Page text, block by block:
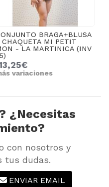
CONJ PANT
CORTO+CAMISA Y JERSEY
MI PETIT MON - LA
MARTINICA (INV 25)
128,80€
más variaciones
¿Necesitas
con nosotros y
tus dudas.
ENVIAR EMAIL